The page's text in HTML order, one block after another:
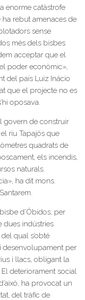
enorme catàstrofe
rebut amenaces de
sense
més dels bisbes
acceptar que el
poder econòmic»,
del país Luiz Inácio
que el projecte no es
oposava.
govern de construir
riu Tapajós que
quadrats de
els incendis,
naturals.
ha dit mons.
d’Óbidos, per
dues indústries
qual s’obté
desenvolupament per
i llacs, obligant la
deteriorament social
ha provocat un
del tràfic de